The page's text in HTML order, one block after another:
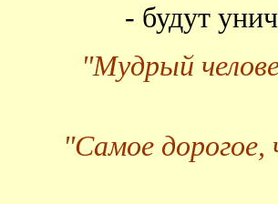
- будут
"Мудрый
"Самое